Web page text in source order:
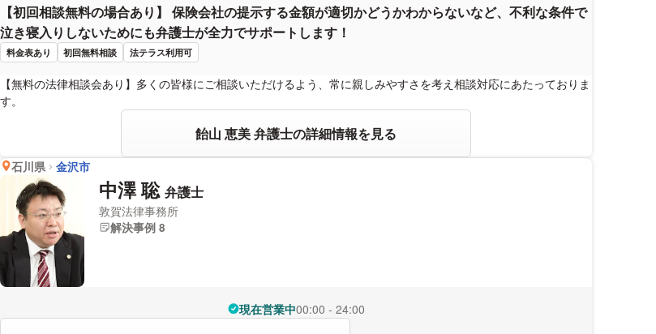
【初回相談無料の場合あり】 保険会社の提示する金額が適切かどうかわからないなど、不利な条件で
泣き寝入りしないためにも弁護士が全力でサポートします！
料金表あり 初回無料相談 法テラス利用可
【無料の法律相談会あり】多くの皆様にご相談いただけるよう、常に親しみやすさを考え相談対応にあたっておりま
す。
飴山 恵美 弁護士の詳細情報を見る
石川県 金沢市
中澤 聡 弁護士
敦賀法律事務所
解決事例 8
現在営業中00:00 - 24:00